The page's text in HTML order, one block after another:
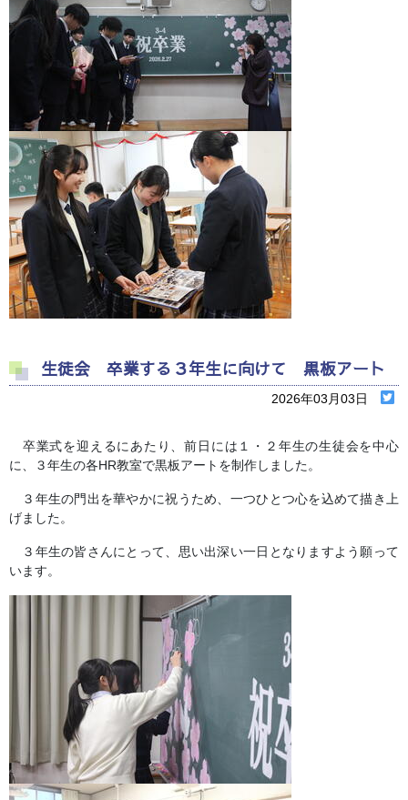
生徒会 卒業する３年生に向けて 黒板アート
2026年03月03日
卒業式を迎えるにあたり、前日には１・２年生の生徒会を中心
に、３年生の各HR教室で黒板アートを制作しました。
３年生の門出を華やかに祝うため、一つひとつ心を込めて描き上
げました。
３年生の皆さんにとって、思い出深い一日となりますよう願って
います。